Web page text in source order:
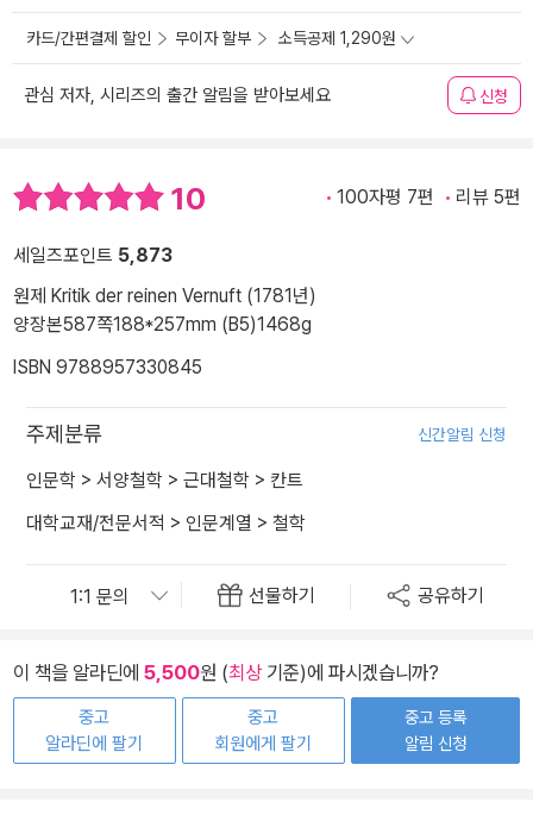
카드/간편결제 할인 무이자 할부 소득공제 1,290원
관심 저자, 시리즈의 출간 알림을 받아보세요 신청
10 100자평 7편 리뷰 5편
세일즈포인트 5,873
원제 Kritik der reinen Vernuft (1781년)
양장본587쪽188*257mm (B5)1468g
ISBN 9788957330845
주제분류 신간알림 신청
인문학 > 서양철학 > 근대철학 > 칸트
대학교재/전문서적 > 인문계열 > 철학
선물하기 공유하기
이 책을 알라딘에 5,500원 (최상기준)에 파시겠습니까?
중고
알라딘에 팔기
중고
회원에게 팔기
중고 등록
알림 신청